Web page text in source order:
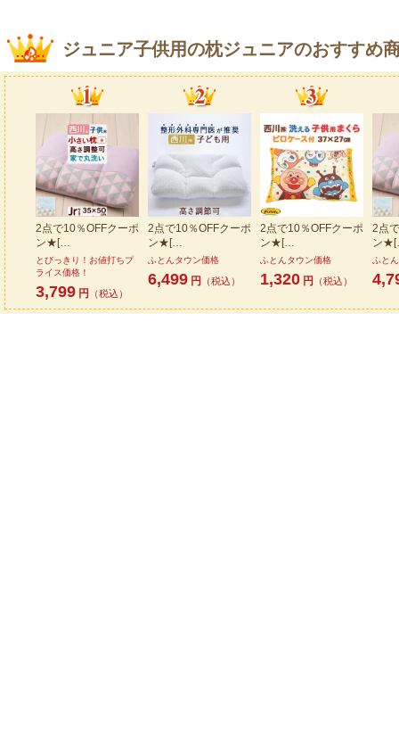
ジュニア子供用の枕ジュニアのおすすめ
2点で10％OFFクーポ
ン★[…
とびっきり！お値打ちプ
ライス価格！
3,799 円 （税込）
2点で10％OFFクーポ
ン★[…
ふとんタウン価格
6,499 円 （税込）
2点で10％OFFクーポ
ン★[…
ふとんタウン価格
1,320 円 （税込）
2点
ン
ふと